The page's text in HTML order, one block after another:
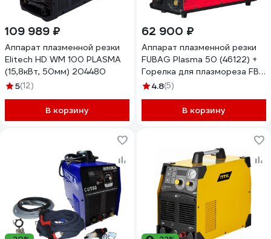
109 989 ₽
Аппарат плазменной резки
Elitech HD WM 100 PLASMA
(15,8кВт, 50мм) 204480
5(12)
В корзину
62 900 ₽
Аппарат плазменной резки
FUBAG Plasma 50 (46122) +
Горелка для плазмореза FB
P40 6m (38467) 46122.1
4.8(5)
В корзину